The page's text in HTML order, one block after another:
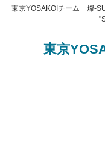
東京YOSAKOIチーム「燦-
東京